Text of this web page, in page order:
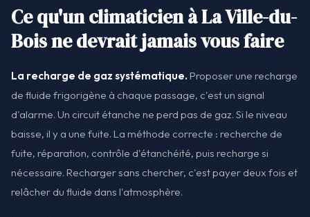
Ce qu'un climaticien à La Ville-du-
Bois ne devrait jamais vous faire
La recharge de gaz systématique. Proposer une recharge
de fluide frigorigène à chaque passage, c'est un signal
d'alarme. Un circuit étanche ne perd pas de gaz. Si le niveau
baisse, il y a une fuite. La méthode correcte : recherche de
fuite, réparation, contrôle d'étanchéité, puis recharge si
nécessaire. Recharger sans chercher, c'est payer deux fois et
relâcher du fluide dans l'atmosphère.